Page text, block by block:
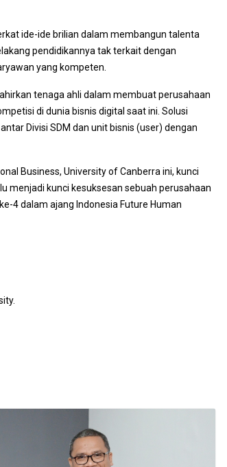
ide-ide brilian dalam membangun talenta
pendidikannya tak terkait dengan
yang kompeten.
tenaga ahli dalam membuat perusahaan
di dunia bisnis digital saat ini. Solusi
Divisi SDM dan unit bisnis (user) dengan
Business, University of Canberra ini, kunci
menjadi kunci kesuksesan sebuah perusahaan
4 dalam ajang Indonesia Future Human